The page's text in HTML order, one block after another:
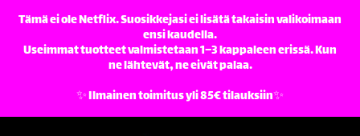
Tämä ei ole Netflix. Suosikkejasi ei lisätä takaisin valikoimaan
ensi kaudella.
Useimmat tuotteet valmistetaan 1–3 kappaleen erissä. Kun
ne lähtevät, ne eivät palaa.
✨️ Ilmainen toimitus yli 85€ tilauksiin✨️